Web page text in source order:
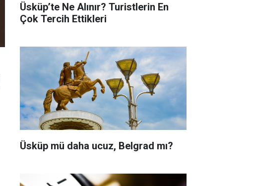
Üsküp’te Ne Alınır? Turistlerin En
Çok Tercih Ettikleri
Üsküp mü daha ucuz, Belgrad mı?